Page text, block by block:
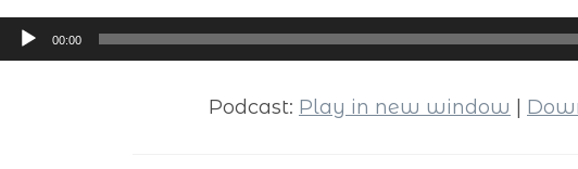
Lecteur
audio
00:00
Podcast: Play in new window